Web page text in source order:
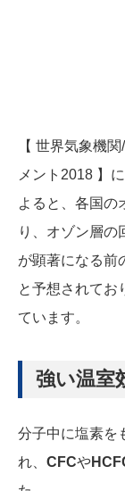
【 世界気象機
メント2018 】に
よると、各国の
り、オゾン層の
が顕著になる前
と予想されてお
ています。
強い温室
分子中に塩素を
れ、 CFCや